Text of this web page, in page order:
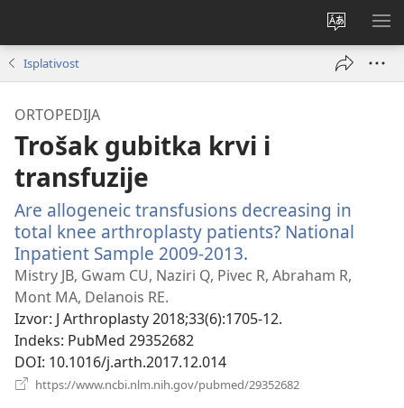
Promijeni
jezik
Isplativost
ORTOPEDIJA
Trošak gubitka krvi i
transfuzije
Are allogeneic transfusions decreasing in
total knee arthroplasty patients? National
Inpatient Sample 2009-2013.
se
prozor)
Mistry JB, Gwam CU, Naziri Q, Pivec R, Abraham R,
Mont MA, Delanois RE.
Izvor‎: J Arthroplasty 2018;33(6):1705-12.
Indeks‎: PubMed 29352682
DOI‎: 10.1016/j.arth.2017.12.014
https://www.ncbi.nlm.nih.gov/pubmed/29352682